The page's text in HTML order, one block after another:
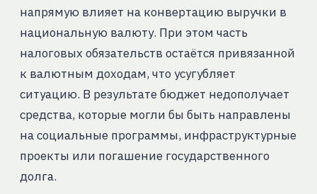
напрямую влияет на конвертацию выручки в
национальную валюту. При этом часть
налоговых обязательств остаётся привязанной
к валютным доходам, что усугубляет
ситуацию. В результате бюджет недополучает
средства, которые могли бы быть направлены
на социальные программы, инфраструктурные
проекты или погашение государственного
долга.